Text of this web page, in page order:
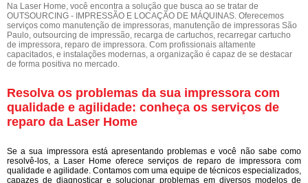
Na Laser Home, você encontra a solução que busca ao se tratar de
OUTSOURCING - IMPRESSÃO E LOCAÇÃO DE MÁQUINAS. Oferecemos
serviços como manutenção de impressoras, manutenção de impressoras São
Paulo, outsourcing de impressão, recarga de cartuchos, recarregar cartucho
de impressora, reparo de impressora. Com profissionais altamente
capacitados, e instalações modernas, a organização é capaz de se destacar
de forma positiva no mercado.
Resolva os problemas da sua impressora com
qualidade e agilidade: conheça os serviços de
reparo da Laser Home
Se a sua impressora está apresentando problemas e você não sabe como
resolvê-los, a Laser Home oferece serviços de reparo de impressora com
qualidade e agilidade. Contamos com uma equipe de técnicos especializados,
capazes de diagnosticar e solucionar problemas em diversos modelos de